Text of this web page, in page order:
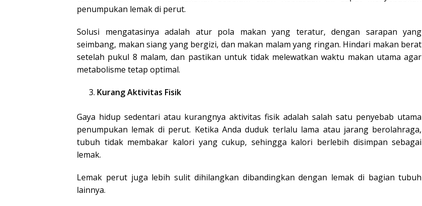
penumpukan lemak di perut.
Solusi mengatasinya adalah atur pola makan yang teratur, dengan sarapan yang
seimbang, makan siang yang bergizi, dan makan malam yang ringan. Hindari makan berat
setelah pukul 8 malam, dan pastikan untuk tidak melewatkan waktu makan utama agar
metabolisme tetap optimal.
Kurang Aktivitas Fisik
Gaya hidup sedentari atau kurangnya aktivitas fisik adalah salah satu penyebab utama
penumpukan lemak di perut. Ketika Anda duduk terlalu lama atau jarang berolahraga,
tubuh tidak membakar kalori yang cukup, sehingga kalori berlebih disimpan sebagai
lemak.
Lemak perut juga lebih sulit dihilangkan dibandingkan dengan lemak di bagian tubuh
lainnya.